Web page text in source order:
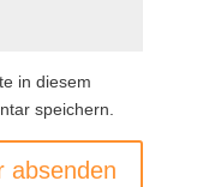
in diesem
speichern.